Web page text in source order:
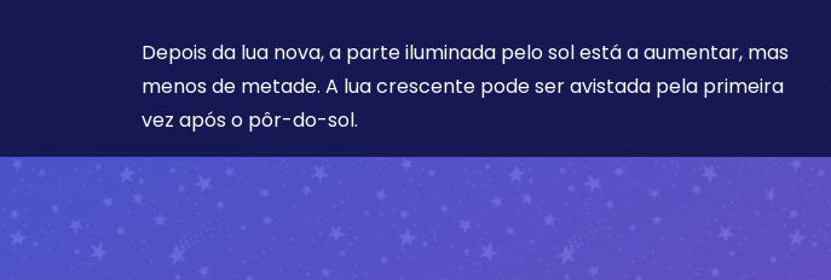
Depois da lua nova, a parte iluminada pelo sol está a aumentar, mas
menos de metade. A lua crescente pode ser avistada pela primeira
vez após o pôr-do-sol.